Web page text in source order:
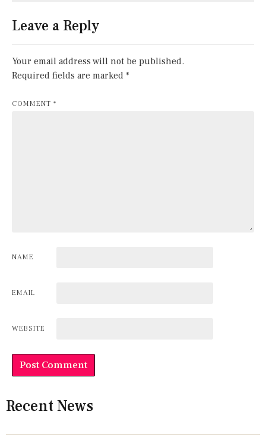
Leave a Reply
Your email address will not be published.
Required fields are marked *
COMMENT *
NAME
EMAIL
WEBSITE
Recent News